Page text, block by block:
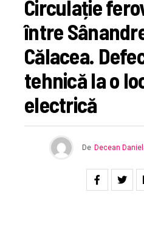
Circulație
între
Călacea.
tehnică la o
electrică
De Decean